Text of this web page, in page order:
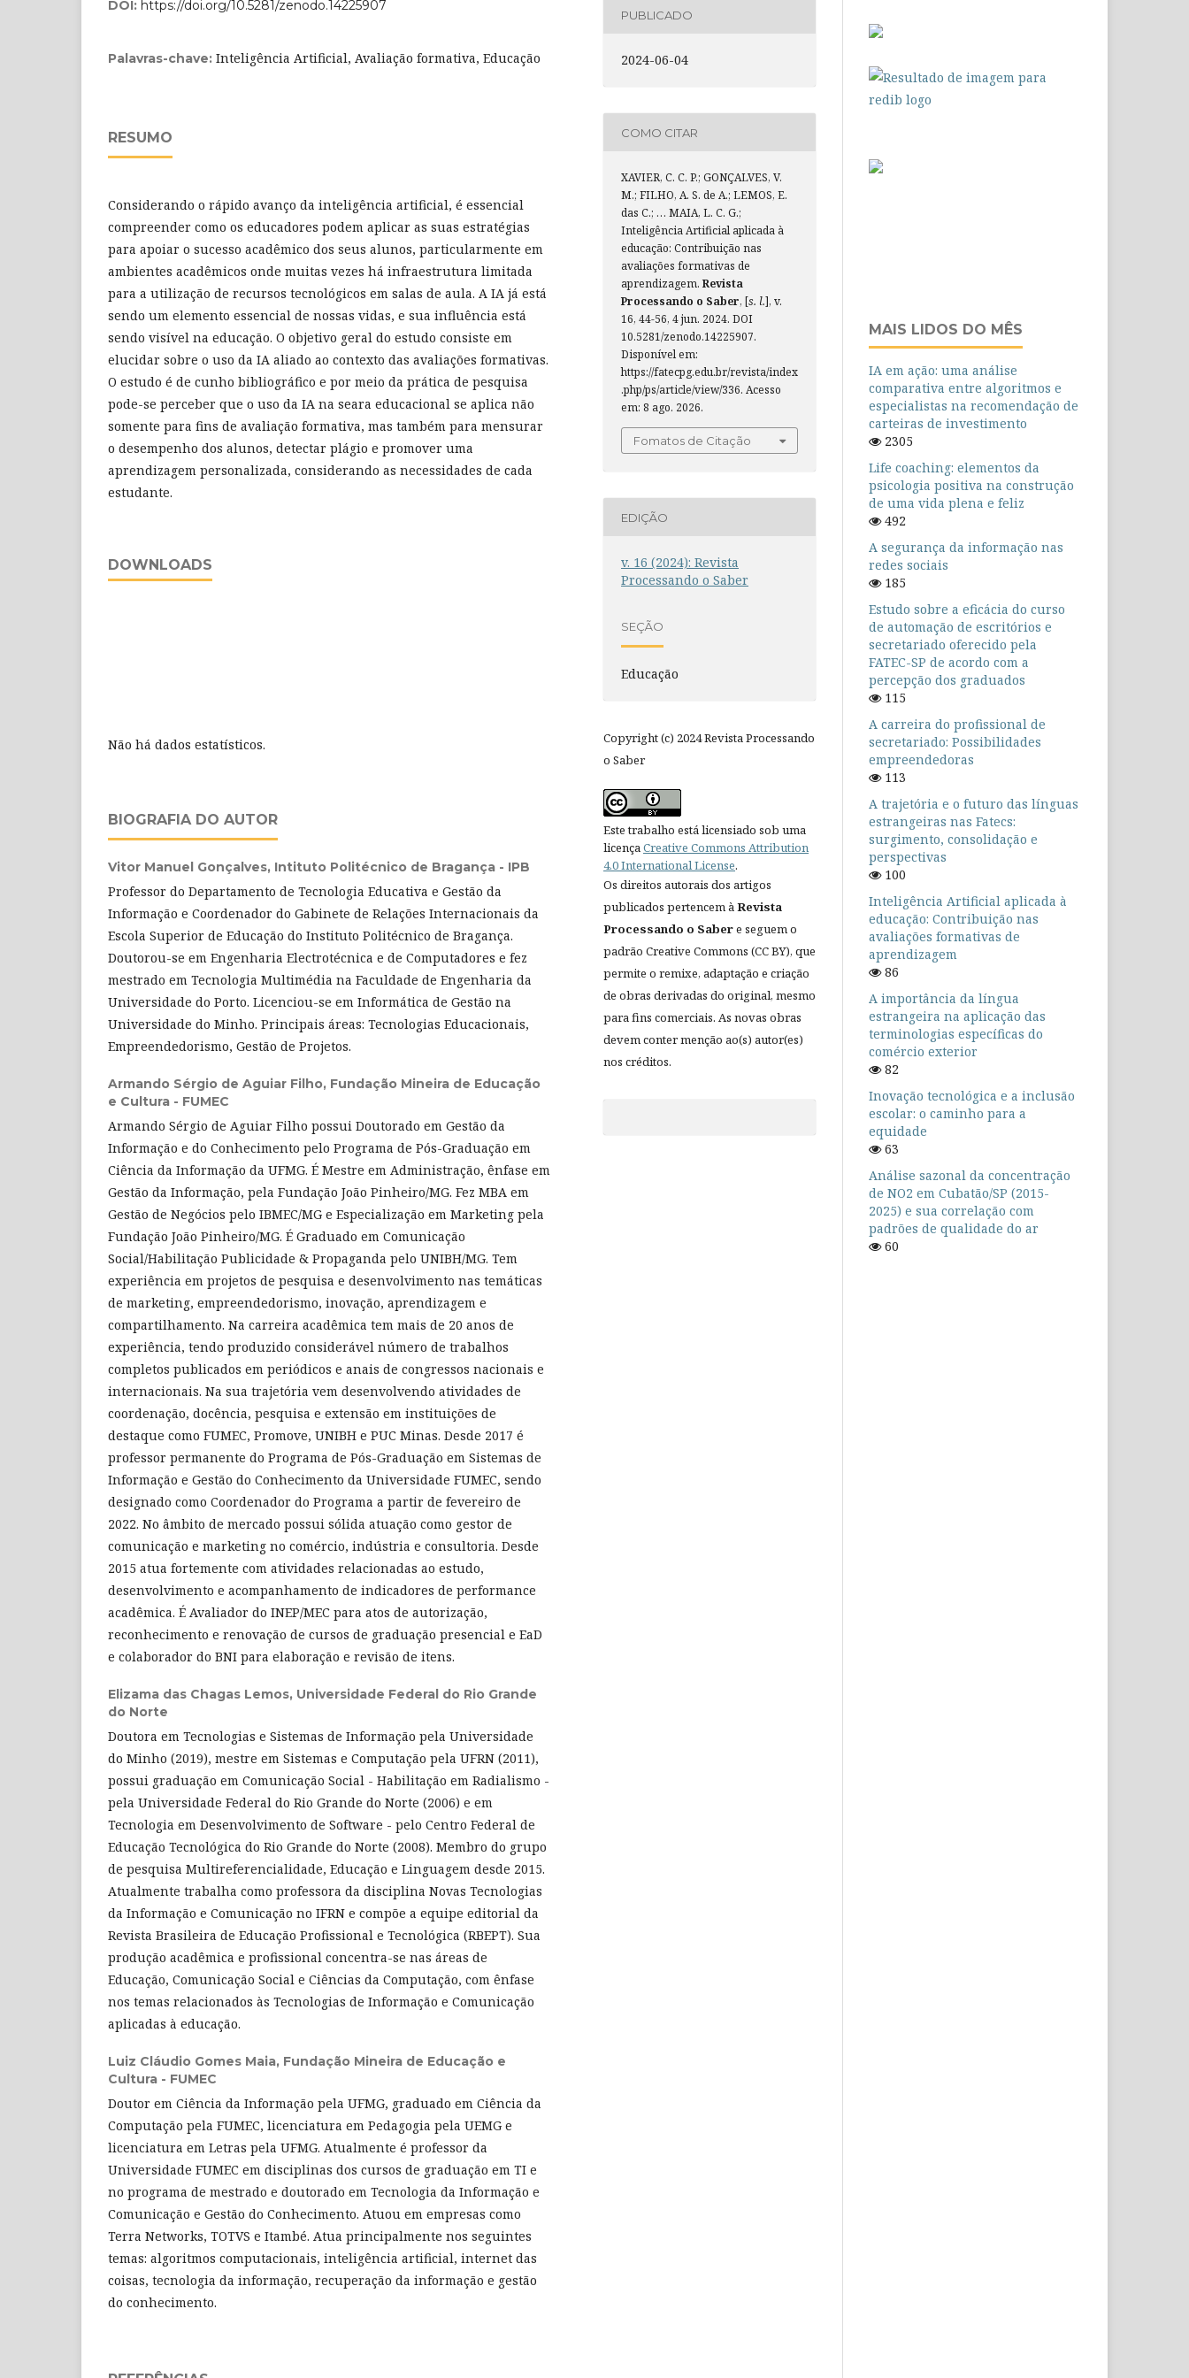
DOI: https://doi.org/10.5281/zenodo.14225907
Palavras-chave: Inteligência Artificial, Avaliação formativa, Educação
RESUMO
Considerando o rápido avanço da inteligência artificial, é essencial
compreender como os educadores podem aplicar as suas estratégias
para apoiar o sucesso acadêmico dos seus alunos, particularmente em
ambientes acadêmicos onde muitas vezes há infraestrutura limitada
para a utilização de recursos tecnológicos em salas de aula. A IA já está
sendo um elemento essencial de nossas vidas, e sua influência está
sendo visível na educação. O objetivo geral do estudo consiste em
elucidar sobre o uso da IA aliado ao contexto das avaliações formativas.
O estudo é de cunho bibliográfico e por meio da prática de pesquisa
pode-se perceber que o uso da IA na seara educacional se aplica não
somente para fins de avaliação formativa, mas também para mensurar
o desempenho dos alunos, detectar plágio e promover uma
aprendizagem personalizada, considerando as necessidades de cada
estudante.
DOWNLOADS
Não há dados estatísticos.
BIOGRAFIA DO AUTOR
Vitor Manuel Gonçalves, Intituto Politécnico de Bragança - IPB
Professor do Departamento de Tecnologia Educativa e Gestão da
Informação e Coordenador do Gabinete de Relações Internacionais da
Escola Superior de Educação do Instituto Politécnico de Bragança.
Doutorou-se em Engenharia Electrotécnica e de Computadores e fez
mestrado em Tecnologia Multimédia na Faculdade de Engenharia da
Universidade do Porto. Licenciou-se em Informática de Gestão na
Universidade do Minho. Principais áreas: Tecnologias Educacionais,
Empreendedorismo, Gestão de Projetos.
Armando Sérgio de Aguiar Filho, Fundação Mineira de Educação
e Cultura - FUMEC
Armando Sérgio de Aguiar Filho possui Doutorado em Gestão da
Informação e do Conhecimento pelo Programa de Pós-Graduação em
Ciência da Informação da UFMG. É Mestre em Administração, ênfase em
Gestão da Informação, pela Fundação João Pinheiro/MG. Fez MBA em
Gestão de Negócios pelo IBMEC/MG e Especialização em Marketing pela
Fundação João Pinheiro/MG. É Graduado em Comunicação
Social/Habilitação Publicidade & Propaganda pelo UNIBH/MG. Tem
experiência em projetos de pesquisa e desenvolvimento nas temáticas
de marketing, empreendedorismo, inovação, aprendizagem e
compartilhamento. Na carreira acadêmica tem mais de 20 anos de
experiência, tendo produzido considerável número de trabalhos
completos publicados em periódicos e anais de congressos nacionais e
internacionais. Na sua trajetória vem desenvolvendo atividades de
coordenação, docência, pesquisa e extensão em instituições de
destaque como FUMEC, Promove, UNIBH e PUC Minas. Desde 2017 é
professor permanente do Programa de Pós-Graduação em Sistemas de
Informação e Gestão do Conhecimento da Universidade FUMEC, sendo
designado como Coordenador do Programa a partir de fevereiro de
2022. No âmbito de mercado possui sólida atuação como gestor de
comunicação e marketing no comércio, indústria e consultoria. Desde
2015 atua fortemente com atividades relacionadas ao estudo,
desenvolvimento e acompanhamento de indicadores de performance
acadêmica. É Avaliador do INEP/MEC para atos de autorização,
reconhecimento e renovação de cursos de graduação presencial e EaD
e colaborador do BNI para elaboração e revisão de itens.
Elizama das Chagas Lemos, Universidade Federal do Rio Grande
do Norte
Doutora em Tecnologias e Sistemas de Informação pela Universidade
do Minho (2019), mestre em Sistemas e Computação pela UFRN (2011),
possui graduação em Comunicação Social - Habilitação em Radialismo -
pela Universidade Federal do Rio Grande do Norte (2006) e em
Tecnologia em Desenvolvimento de Software - pelo Centro Federal de
Educação Tecnológica do Rio Grande do Norte (2008). Membro do grupo
de pesquisa Multireferencialidade, Educação e Linguagem desde 2015.
Atualmente trabalha como professora da disciplina Novas Tecnologias
da Informação e Comunicação no IFRN e compõe a equipe editorial da
Revista Brasileira de Educação Profissional e Tecnológica (RBEPT). Sua
produção acadêmica e profissional concentra-se nas áreas de
Educação, Comunicação Social e Ciências da Computação, com ênfase
nos temas relacionados às Tecnologias de Informação e Comunicação
aplicadas à educação.
Luiz Cláudio Gomes Maia, Fundação Mineira de Educação e
Cultura - FUMEC
Doutor em Ciência da Informação pela UFMG, graduado em Ciência da
Computação pela FUMEC, licenciatura em Pedagogia pela UEMG e
licenciatura em Letras pela UFMG. Atualmente é professor da
Universidade FUMEC em disciplinas dos cursos de graduação em TI e
no programa de mestrado e doutorado em Tecnologia da Informação e
Comunicação e Gestão do Conhecimento. Atuou em empresas como
Terra Networks, TOTVS e Itambé. Atua principalmente nos seguintes
temas: algoritmos computacionais, inteligência artificial, internet das
coisas, tecnologia da informação, recuperação da informação e gestão
do conhecimento.
PUBLICADO
2024-06-04
COMO CITAR
XAVIER, C. C. P.; GONÇALVES, V.
M.; FILHO, A. S. de A.; LEMOS, E.
das C.; … MAIA, L. C. G.;
Inteligência Artificial aplicada à
educação: Contribuição nas
avaliações formativas de
aprendizagem. Revista
Processando o Saber, [s. l.], v.
16, 44-56, 4 jun. 2024. DOI
10.5281/zenodo.14225907.
Disponível em:
https://fatecpg.edu.br/revista/index
.php/ps/article/view/336. Acesso
em: 8 ago. 2026.
Fomatos de Citação
EDIÇÃO
v. 16 (2024): Revista
Processando o Saber
SEÇÃO
Educação
Copyright (c) 2024 Revista Processando
o Saber
Este trabalho está licensiado sob uma
licençaCreative Commons Attribution
4.0 International License.
Os direitos autorais dos artigos
publicados pertencem àRevista
Processando o Sabere seguem o
padrão Creative Commons (CC BY), que
permite o remixe, adaptação e criação
de obras derivadas do original, mesmo
para fins comerciais. As novas obras
devem conter menção ao(s) autor(es)
nos créditos.
MAIS LIDOS DO MÊS
IA em ação: uma análise
comparativa entre algoritmos e
especialistas na recomendação de
carteiras de investimento
2305
Life coaching: elementos da
psicologia positiva na construção
de uma vida plena e feliz
492
A segurança da informação nas
redes sociais
185
Estudo sobre a eficácia do curso
de automação de escritórios e
secretariado oferecido pela
FATEC-SP de acordo com a
percepção dos graduados
115
A carreira do profissional de
secretariado: Possibilidades
empreendedoras
113
A trajetória e o futuro das línguas
estrangeiras nas Fatecs:
surgimento, consolidação e
perspectivas
100
Inteligência Artificial aplicada à
educação: Contribuição nas
avaliações formativas de
aprendizagem
86
A importância da língua
estrangeira na aplicação das
terminologias específicas do
comércio exterior
82
Inovação tecnológica e a inclusão
escolar: o caminho para a
equidade
63
Análise sazonal da concentração
de NO2 em Cubatão/SP (2015-
2025) e sua correlação com
padrões de qualidade do ar
60